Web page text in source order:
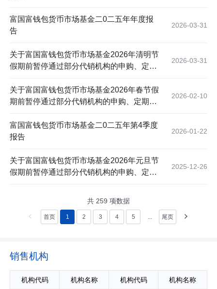
富国富钱包货币市场基金二0二五年年度报
告
2026-03-31
关于富国富钱包货币市场基金2026年清明节
假期前暂停通过部分代销机构的申购、定期
2026-03-31
关于富国富钱包货币市场基金2026年春节假
期前暂停通过部分代销机构的申购、定期定
2026-02-10
富国富钱包货币市场基金二0二五年第4季度
报告
2026-01-22
关于富国富钱包货币市场基金2026年元旦节
假期前暂停通过部分代销机构的申购、定期
2025-12-26
共 259 项数据
首页 1 2 3 4 5 ... 尾页
销售机构
机构代码 机构名称 机构代码 机构名称